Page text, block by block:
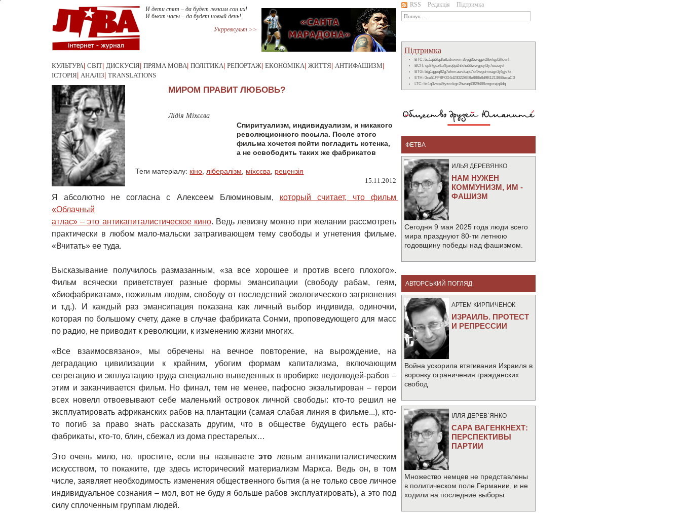
И дети спят – да будет легким сон их!
И бьют часы – да будет новый день!
Укрревкульт >>
КУЛЬТУРА СВІТ ДИСКУСІЯ ПРЯМА МОВА ПОЛІТИКА РЕПОРТАЖ ЕКОНОМІКА ЖИТТЯ АНТИФАШИЗМ
ІСТОРІЯ АНАЛІЗ TRANSLATIONS
МИРОМ ПРАВИТ ЛЮБОВЬ?
Лідія Міхєєва
Спиритуализм, индивидуализм, и никакого
революционного посыла. После этого
фильма хочется пойти погладить котенка,
а не освободить таких же фабрикатов
Теги матеріалу: кіно лібералізм міхєєва рецензія
15.11.2012
Я абсолютно не согласна с Алексеем Блюминовым, который считает, что фильм
«Облачный
атлас» – это антикапиталистическое кино. Ведь левизну можно при желании рассмотреть
практически в любом мало-мальски затрагивающем тему свободы и угнетения фильме.
«Вчитать» ее туда.
Высказывание получилось размазанным, «за все хорошее и против всего плохого».
Фильм всячески приветствует разные формы эмансипации (свободу рабам, геям,
«биофабрикатам», пожилым людям, свободу от последствий экологического загрязнения
и т.д.). И каждый раз эмансипация показана как личный выбор индивида, одиночки,
которая по большому счету, даже в случае фабриката Сонми, проповедующего для масс
по радио, не приводит к революции, к изменению жизни многих.
«Все взаимосвязано», мы обречены на вечное повторение, на вырождение, на
деградацию цивилизации к крайним, убогим формам капитализма, включающим
сегрегацию и экплуатацию труда специально выведенных в пробирке недолюдей-рабов –
этим и заканчивается фильм. Но финал, тем не менее, пафосно экзальтирован – герои
всех новелл отвоевывают себе маленький островок личной свободы: кто-то решил не
эксплуатировать африканских рабов на плантации (самая слабая линия в фильме...), кто-
то погиб за право знать рассказать другим, что в обществе будущего есть рабы-
фабрикаты, кто-то, блин, сбежал из дома престарелых…
Это очень мило, но, простите, если вы называетеэто левым антикапиталистическим
искусством, то покажите, где здесь исторический материализм Маркса. Ведь он, в том
числе, заявляет необходимость изменения общественного бытия (а не только свое личное
индивидуальное сознания – мол, вот не буду я больше рабов эксплуатировать), а это под
силу сплоченным группам людей.
RSS Редакція Підтримка
Підтримка
BTC: bc1qu5fqdlu8zdxwwm3vpg35wqgw28wlqpl2ltcvnh
BCH: qp87gcztla4lpzq6p2nlxhu56wwgjsyl3y7euzzjvf
BTG: btg1qgeq82g7efnmawckajx7xr5wgdmnagn3j4gjv7x
ETH: 0xe51FF8F0D4d23022AE8e888b8d9B1213846ecaC0
LTC: ltc1q3vrqe8tyzcckgc2hwuq43f29488vngvrejq4dq
ФЕТВА
ИЛЬЯ ДЕРЕВЯНКО
НАМ НУЖЕН
КОММУНИЗМ, ИМ -
ФАШИЗМ
Сегодня 9 мая 2025 года люди всего
мира празднуют 80-ти летнюю
годовщину победы над фашизмом.
АВТОРСЬКИЙ ПОГЛЯД
АРТЕМ КИРПИЧЕНОК
ИЗРАИЛЬ. ПРОТЕСТ
И РЕПРЕССИИ
Война ускорила втягивания Израиля в
воронку ограничения гражданских
свобод
IЛЛЯ ДЕРЕВ`ЯНКО
САРА ВАГЕНКНЕХТ:
ПЕРСПЕКТИВЫ
ПАРТИИ
Множество немцев не представлены
в политическом поле Германии, и не
ходили на последние выборы